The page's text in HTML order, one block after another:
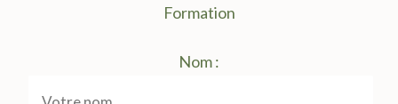
Formation
Nom :